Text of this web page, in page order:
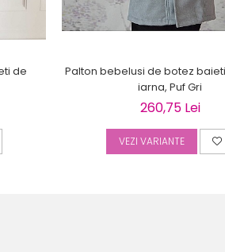
de
Palton bebelusi de botez
iarna, Puf Gri
260,75 Lei
VEZI VARIANTE